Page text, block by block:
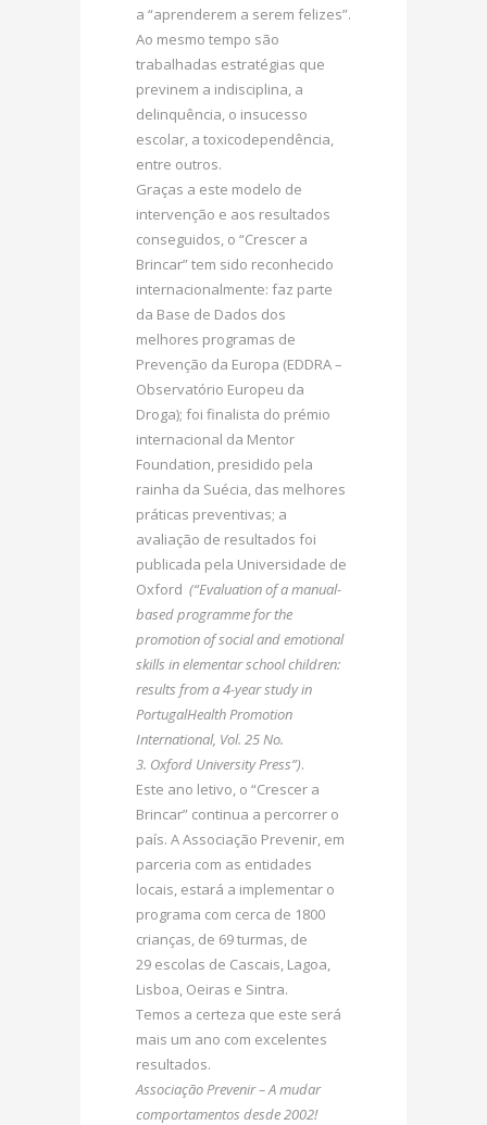
a “aprenderem a serem felizes”.
Ao mesmo tempo são
trabalhadas estratégias que
previnem a indisciplina, a
delinquência, o insucesso
escolar, a toxicodependência,
entre outros.
Graças a este modelo de
intervenção e aos resultados
conseguidos, o “Crescer a
Brincar” tem sido reconhecido
internacionalmente: faz parte
da Base de Dados dos
melhores programas de
Prevenção da Europa (EDDRA –
Observatório Europeu da
Droga); foi finalista do prémio
internacional da Mentor
Foundation, presidido pela
rainha da Suécia, das melhores
práticas preventivas; a
avaliação de resultados foi
publicada pela Universidade de
Oxford (“Evaluation of a manual-
based programme for the
promotion of social and emotional
skills in elementar school children:
results from a 4-year study in
PortugalHealth Promotion
International, Vol. 25 No.
3. Oxford University Press”).
Este ano letivo, o “Crescer a
Brincar” continua a percorrer o
país. A Associação Prevenir, em
parceria com as entidades
locais, estará a implementar o
programa com cerca de 1800
crianças, de 69 turmas, de
29 escolas de Cascais, Lagoa,
Lisboa, Oeiras e Sintra.
Temos a certeza que este será
mais um ano com excelentes
resultados.
Associação Prevenir – A mudar
comportamentos desde 2002!